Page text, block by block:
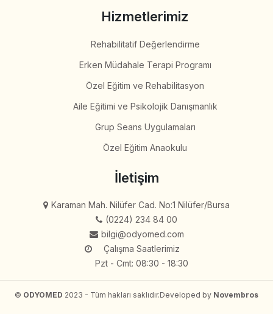
Hizmetlerimiz
Rehabilitatif Değerlendirme
Erken Müdahale Terapi Programı
Özel Eğitim ve Rehabilitasyon
Aile Eğitimi ve Psikolojik Danışmanlık
Grup Seans Uygulamaları
Özel Eğitim Anaokulu
İletişim
Karaman Mah. Nilüfer Cad. No:1 Nilüfer/Bursa
(0224) 234 84 00
bilgi@odyomed.com
Çalışma Saatlerimiz
Pzt - Cmt: 08:30 - 18:30
© ODYOMED 2023 - Tüm hakları saklıdır.Developed by Novembros